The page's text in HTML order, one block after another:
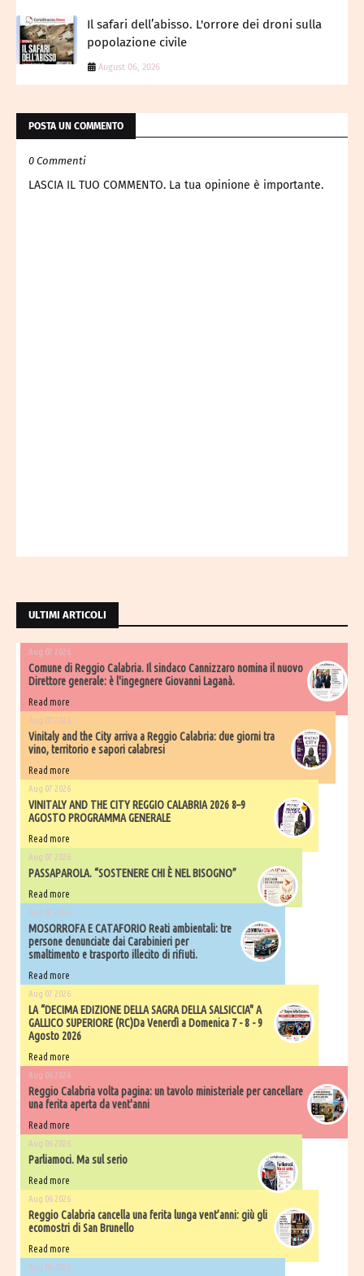
Il safari dell’abisso. L'orrore dei droni sulla
popolazione civile
August 06, 2026
POSTA UN COMMENTO
0 Commenti
LASCIA IL TUO COMMENTO. La tua opinione è importante.
ULTIMI ARTICOLI
Aug 07 2026
Comune di Reggio Calabria. Il sindaco Cannizzaro nomina il nuovo
Direttore generale: è l'ingegnere Giovanni Laganà.
Read more
Aug 07 2026
Vinitaly and the City arriva a Reggio Calabria: due giorni tra
vino, territorio e sapori calabresi
Read more
Aug 07 2026
VINITALY AND THE CITY REGGIO CALABRIA 2026 8–9
AGOSTO PROGRAMMA GENERALE
Read more
Aug 07 2026
PASSAPAROLA. “SOSTENERE CHI È NEL BISOGNO”
Read more
Aug 07 2026
MOSORROFA E CATAFORIO Reati ambientali: tre
persone denunciate dai Carabinieri per
smaltimento e trasporto illecito di rifiuti.
Read more
Aug 07 2026
LA “DECIMA EDIZIONE DELLA SAGRA DELLA SALSICCIA" A
GALLICO SUPERIORE (RC)Da Venerdì a Domenica 7 - 8 - 9
Agosto 2026
Read more
Aug 06 2026
​Reggio Calabria volta pagina: un tavolo ministeriale per cancellare
una ferita aperta da vent'anni
Read more
Aug 06 2026
Parliamoci. Ma sul serio
Read more
Aug 06 2026
Reggio Calabria cancella una ferita lunga vent’anni: giù gli
ecomostri di San Brunello
Read more
Aug 06 2026